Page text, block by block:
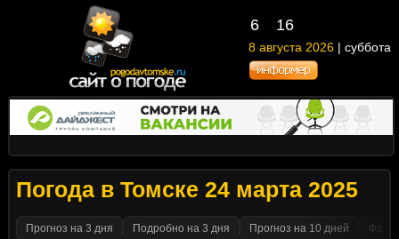
6 16
8 августа 2026 | суббота
Погода в Томске 24 марта 2025
Прогноз на 3 дня Подробно на 3 дня Прогноз на 10 дней